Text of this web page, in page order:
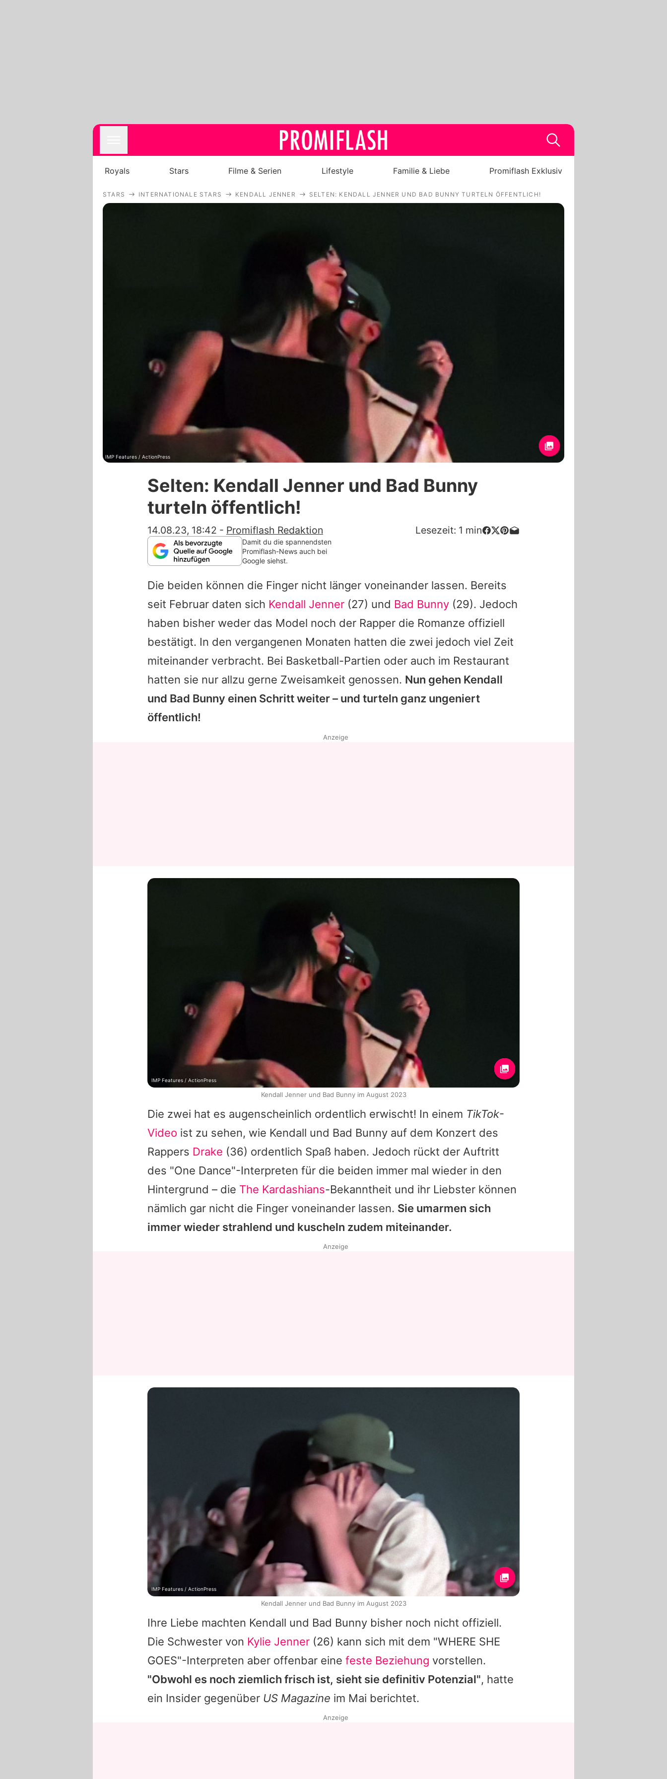
Royals
Lifestyle
Familie & Liebe
Promiflash Exklusiv
Alle Themen auf Promiflash
Jobs
App runterladen
Datenschutzerklärung
Nutzungsbedingungen
Royals Stars Filme & Serien Lifestyle Familie & Liebe Promiflash Exklusiv
STARS INTERNATIONALE STARS KENDALL JENNER SELTEN: KENDALL JENNER UND BAD BUNNY TURTELN ÖFFENTLICH!
IMP Features / ActionPress
Selten: Kendall Jenner und Bad Bunny
turteln öffentlich!
14.08.23, 18:42 - Promiflash Redaktion Lesezeit: 1 min
Damit du die spannendsten
Promiflash-News auch bei
Google siehst.
Die beiden können die Finger nicht länger voneinander lassen. Bereits
seit Februar daten sich Kendall Jenner (27) und Bad Bunny (29). Jedoch
haben bisher weder das Model noch der Rapper die Romanze offiziell
bestätigt. In den vergangenen Monaten hatten die zwei jedoch viel Zeit
miteinander verbracht. Bei Basketball-Partien oder auch im Restaurant
hatten sie nur allzu gerne Zweisamkeit genossen. Nun gehen Kendall
und Bad Bunny einen Schritt weiter – und turteln ganz ungeniert
öffentlich!
Die zwei hat es augenscheinlich ordentlich erwischt! In einem TikTok-
Video ist zu sehen, wie Kendall und Bad Bunny auf dem Konzert des
Rappers Drake (36) ordentlich Spaß haben. Jedoch rückt der Auftritt
des "One Dance"-Interpreten für die beiden immer mal wieder in den
Hintergrund – die The Kardashians-Bekanntheit und ihr Liebster können
nämlich gar nicht die Finger voneinander lassen. Sie umarmen sich
immer wieder strahlend und kuscheln zudem miteinander.
Ihre Liebe machten Kendall und Bad Bunny bisher noch nicht offiziell.
Die Schwester von Kylie Jenner (26) kann sich mit dem "WHERE SHE
GOES"-Interpreten aber offenbar eine feste Beziehung vorstellen.
"Obwohl es noch ziemlich frisch ist, sieht sie definitiv Potenzial", hatte
ein Insider gegenüber US Magazine im Mai berichtet.
Anzeige
IMP Features / ActionPress
Kendall Jenner und Bad Bunny im August 2023
Anzeige
IMP Features / ActionPress
Kendall Jenner und Bad Bunny im August 2023
Anzeige